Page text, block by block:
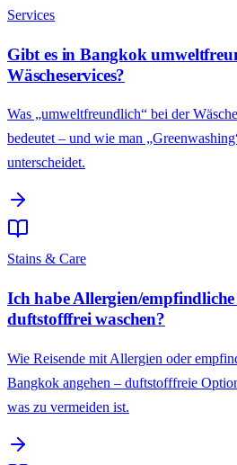
Services
Gibt es in Bangkok
Wäscheservices?
Was „umweltfreundlich“ bei der
bedeutet – und wie man
unterscheidet.
Stains & Care
Ich habe Allergien/
duftstofffrei waschen?
Wie Reisende mit Allergien oder
Bangkok angehen – duftstofffreie
was zu vermeiden ist.